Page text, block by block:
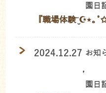
園日
『職場体験¨̮☪︎⋆｡˚✩
2024.12.27 お知
,
園日